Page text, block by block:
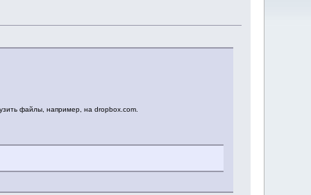
файлы, например, на dropbox.com.